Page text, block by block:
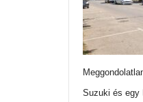
Suzuki és egy